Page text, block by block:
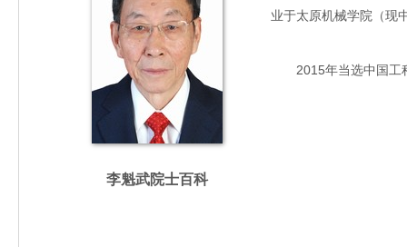
李魁武院士百科
业于太原机械学院（现
2015年当选中国工